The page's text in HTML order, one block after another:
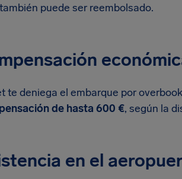
puede ser reembolsado.
te deniega el embarque por
de hasta 600 €, según la
en el